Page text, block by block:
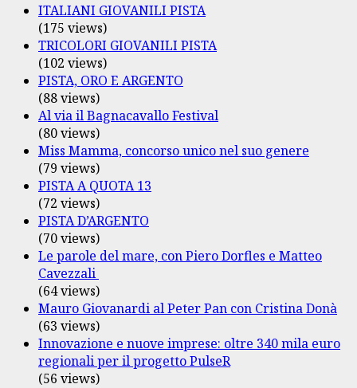
ITALIANI GIOVANILI PISTA
(175 views)
TRICOLORI GIOVANILI PISTA
(102 views)
PISTA, ORO E ARGENTO
(88 views)
Al via il Bagnacavallo Festival
(80 views)
Miss Mamma, concorso unico nel suo genere
(79 views)
PISTA A QUOTA 13
(72 views)
PISTA D’ARGENTO
(70 views)
Le parole del mare, con Piero Dorfles e Matteo
Cavezzali
(64 views)
Mauro Giovanardi al Peter Pan con Cristina Donà
(63 views)
Innovazione e nuove imprese: oltre 340 mila euro
regionali per il progetto PulseR
(56 views)